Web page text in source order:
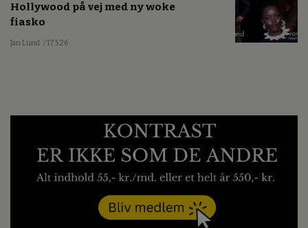
Hollywood på vej med ny woke
fiasko
Jan Lund / 17.5.26